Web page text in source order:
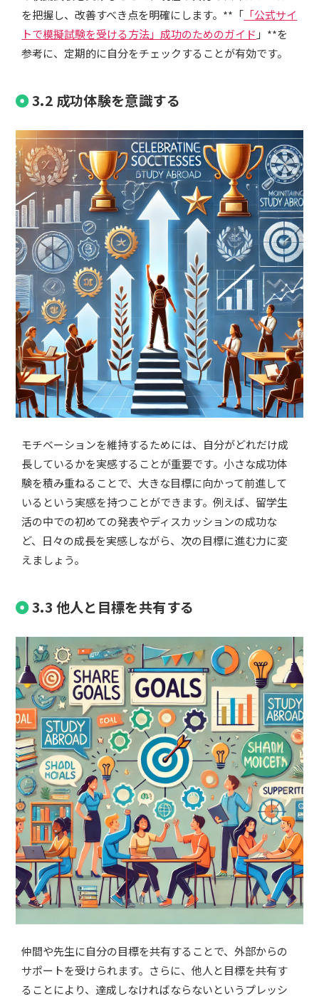
を把握し、改善すべき点を明確にします。**「 「公式サイ
トで模擬試験を受ける方法」成功のためのガイド 」**を
参考に、定期的に自分をチェックすることが有効です。
3.2 成功体験を意識する
モチベーションを維持するためには、自分がどれだけ成
長しているかを実感することが重要です。小さな成功体
験を積み重ねることで、大きな目標に向かって前進して
いるという実感を持つことができます。例えば、留学生
活の中での初めての発表やディスカッションの成功な
ど、日々の成長を実感しながら、次の目標に進む力に変
えましょう。
3.3 他人と目標を共有する
仲間や先生に自分の目標を共有することで、外部からの
サポートを受けられます。さらに、他人と目標を共有す
ることにより、達成しなければならないというプレッシ